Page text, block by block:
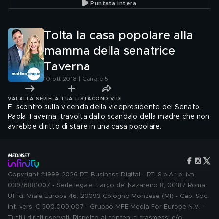
Puntata intera
Tolta la casa popolare alla
mamma della senatrice
Taverna
10 ott 2018 | Canale 5
VAI ALLA SERIE LA TUA LISTA CONDIVIDI
E' scontro sulla vicenda della vicepresidente del Senato,
Paola Taverna, travolta dallo scandalo della madre che non
avrebbe diritto di stare in una casa popolare.
Copyright ©1999-2026 RTI Business Digital - RTI S.p.A.: p. iva
03976881007 - Sede legale: Largo del Nazareno 8, 00187 Roma.
Uffici: Viale Europa 46, 20093 Cologno Monzese (MI) - Cap. Soc.
int. vers. € 500.000.007 - Gruppo MFE Media For Europe N.V. -